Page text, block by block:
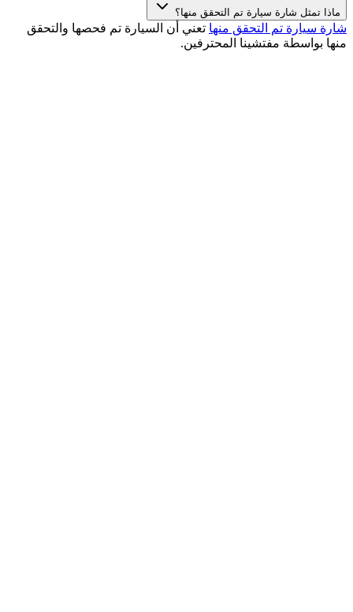
ماذا تمثل شارة سيارة تم التحقق منها؟
شارة سيارة تم التحقق منها تعني أن السيارة تم فحصها والتحقق
منها بواسطة مفتشينا المحترفين.